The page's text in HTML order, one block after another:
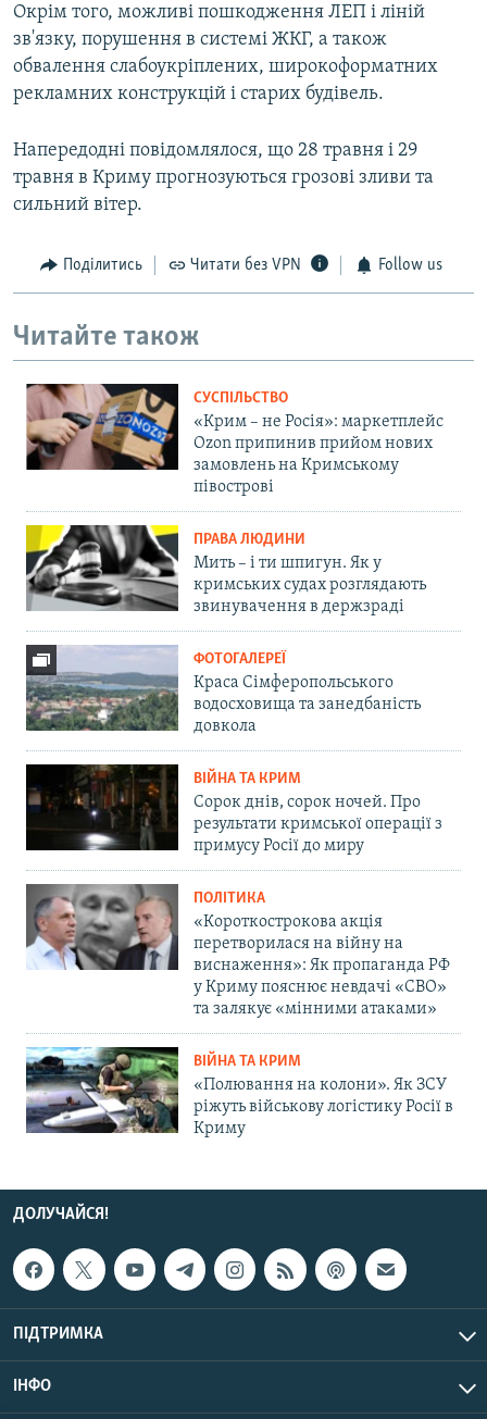
Окрім того, можливі пошкодження ЛЕП і ліній
зв'язку, порушення в системі ЖКГ, а також
обвалення слабоукріплених, широкоформатних
рекламних конструкцій і старих будівель.
Напередодні повідомлялося, що 28 травня і 29
травня в Криму прогнозуються грозові зливи та
сильний вітер.
Поділитись Читати без VPN Follow us
Читайте також
СУСПІЛЬСТВО
«Крим – не Росія»: маркетплейс
Ozon припинив прийом нових
замовлень на Кримському
півострові
ПРАВА ЛЮДИНИ
Мить – і ти шпигун. Як у
кримських судах розглядають
звинувачення в держзраді
ФОТОГАЛЕРЕЇ
Краса Сімферопольського
водосховища та занедбаність
довкола
ВІЙНА ТА КРИМ
Сорок днів, сорок ночей. Про
результати кримської операції з
примусу Росії до миру
ПОЛІТИКА
«Короткострокова акція
перетворилася на війну на
виснаження»: Як пропаганда РФ
у Криму пояснює невдачі «СВО»
та залякує «мінними атаками»
ВІЙНА ТА КРИМ
«Полювання на колони». Як ЗСУ
ріжуть військову логістику Росії в
Криму
ДОЛУЧАЙСЯ!
ПІДТРИМКА
ІНФО